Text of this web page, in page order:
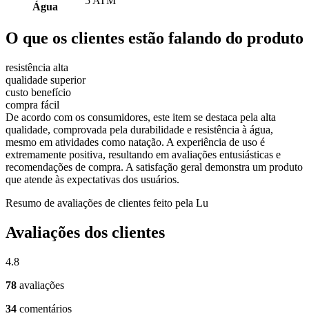
Água
O que os clientes estão falando do produto
resistência alta
qualidade superior
custo benefício
compra fácil
De acordo com os consumidores, este item se destaca pela alta
qualidade, comprovada pela durabilidade e resistência à água,
mesmo em atividades como natação. A experiência de uso é
extremamente positiva, resultando em avaliações entusiásticas e
recomendações de compra. A satisfação geral demonstra um produto
que atende às expectativas dos usuários.
Resumo de avaliações de clientes feito pela Lu
Avaliações dos clientes
4.8
78 avaliações
34 comentários